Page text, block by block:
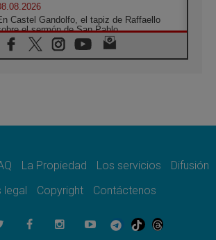
Castel Gandolfo, el tapiz de Raffaello
el sermón de San Pablo
08.08.2026
Colombia, «la paz no se compra con una
Buen Consejo de Genazzano
el Vicariato Apostólico de Calapán
convierte en diócesis
La Propiedad Los servicios
Difusión
legal
Copyright Contáctenos